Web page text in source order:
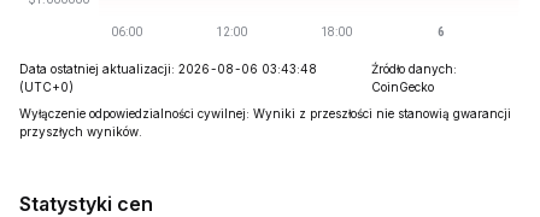
Data ostatniej aktualizacji: 2026-08-06 03:43:48
(UTC+0)
Źródło danych:
CoinGecko
Wyłączenie odpowiedzialności cywilnej: Wyniki z przeszłości nie stanowią gwarancji
przyszłych wyników.
Statystyki cen